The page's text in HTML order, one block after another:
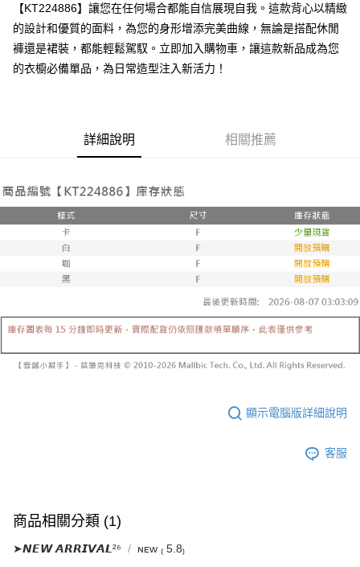
2.付款方式選擇「大哥付你分期」，訂單成立後會自動跳轉到大哥付的交易
流程，驗證手機門號後，選擇欲分期的期數、繳款截止日，確認付款後即完
成交易。
3.實際核准額度、可分期數及費用金額請依後續交易確認頁面所載為準。
4.訂單成立30分鐘內，如未前往確認交易或遇審核未通過，訂單將自動取
【注意事項】
1.本服務係由「台灣大哥大股份有限公司」（以下簡稱本公司）所提供，讓
用戶於交易時，得透過本服務購買商品或服務，並由商店將買賣／分期付款
買賣價金債權讓與本公司後，依約使用本公司帳單繳交帳款。
2.基於同意付款使用「大哥付你分期」之契約關係目的，商店將以您的個人
資料（包含姓名、電話或地址）提供予台灣大哥大進項蒐集、處理及利用，
由本公司與您本人進行分期帳單所需資料之確認、核對及更正。
https://oppay.tw/userRule
相關說明
【關於「AFTEE先享後付」】
AFTEE先享後付是「在收到商品之後才付款」的支付方式。 讓您購物簡單
便利好安心！
１．簡單：不需註冊會員、不需綁卡、不需儲值。
１．於結帳方式選擇「AFTEE先享後付」後，將跳轉至「AFTEE先享後付」
結帳頁面，進行簡訊認證並確認金額後，即可完成結帳。
３．收到繳費通知簡訊後14天內，點擊此簡訊中的連結，可透過四大超商／
※ 請注意：結帳手續完成當下不需立刻繳費，但若您需要取消訂單，請聯絡
購買商品的店家。未經商家同意取消之訂單仍視為有效，需透過AFTEE先享
後付繳納相關費用。
※ 交易是否成功請以「AFTEE先享後付 」之結帳頁面顯示為準，若有關於
是否繳費成功／繳費後需取消欲退款等相關疑問，請聯繫「AFTEE先享後付
【注意事項】
１．透過由恩沛科技股份有限公司提供之「AFTEE先享後付」服務完成之交
權轉讓予恩沛科技股份有限公司。
３．未成年的使用者請事先徵得法定代理人或監護人之同意方可使用
「AFTEE先享後付」，若未經同意申辦者引起之損失，本公司不負相關責
４．使用「AFTEE先享後付」時，將依據個別帳號之用戶狀況，依本公司即
時審查核予不同之上限額度；若仍有額度不足之情形，本公司將視審查結果
付款後全家取貨
已關閉，請勿下單
每筆NT$10,000
已關閉，請勿下單(付取)
每筆NT$10,000
每筆NT$60，滿NT$1,800(含以上)免運費
付款後7-11取貨
【KT224886】讓您在任何場合都能自信展現自我。這款背心以精緻
的設計和優質的面料，為您的身形增添完美曲線，無論是搭配休閒
褲還是裙裝，都能輕鬆駕馭。立即加入購物車，讓這款新品成為您
的衣櫥必備單品，為日常造型注入新活力！
詳細說明 相關推薦
顯示電腦版詳細說明
客服
商品相關分類 (1)
➤𝙉𝙀𝙒 𝘼𝙍𝙍𝙄𝙑𝘼𝙇²⁶ ɴᴇᴡ ₍ 5.8₎